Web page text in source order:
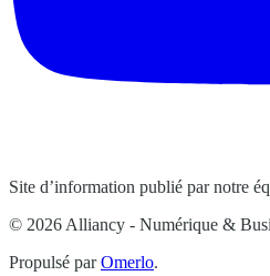
Site d’information publié par notre
© 2026 Alliancy - Numérique &
Propulsé parOmerlo.